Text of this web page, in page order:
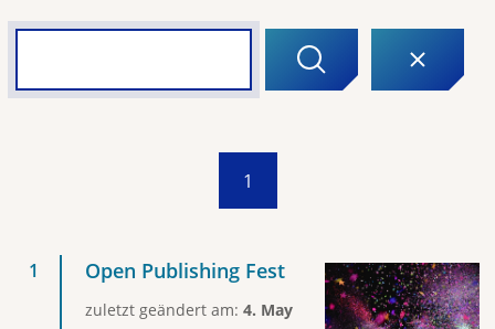
1
Open Publishing Fest
zuletzt geändert am: 4. May